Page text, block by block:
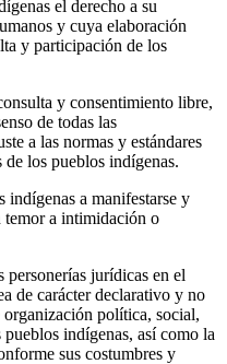
el derecho a su
y cuya elaboración
y participación de los
y consentimiento libre,
de todas las
a las normas y estándares
de los pueblos indígenas.
indígenas a manifestarse y
temor a intimidación o
jurídicas en el
de carácter declarativo y no
política, social,
indígenas, así como la
sus costumbres y